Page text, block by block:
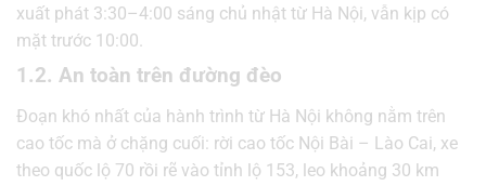
xuất phát 3:30–4:00 sáng chủ nhật từ Hà Nội, vẫn kịp có
mặt trước 10:00.
1.2. An toàn trên đường đèo
Đoạn khó nhất của hành trình từ Hà Nội không nằm trên
cao tốc mà ở chặng cuối: rời cao tốc Nội Bài – Lào Cai, xe
theo quốc lộ 70 rồi rẽ vào tỉnh lộ 153, leo khoảng 30 km